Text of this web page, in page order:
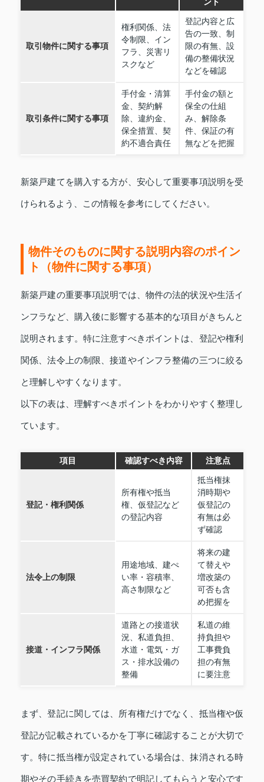
取引物件に関する事項
権利関係、法
令制限、イン
フラ、災害リ
スクなど
登記内容と広
告の一致、制
限の有無、設
備の整備状況
などを確認
取引条件に関する事項
手付金・清算
金、契約解
除、違約金、
保全措置、契
約不適合責任
手付金の額と
保全の仕組
み、解除条
件、保証の有
無などを把握
新築戸建てを購入する方が、安心して重要事項説明を受
けられるよう、この情報を参考にしてください。
物件そのものに関する説明内容のポイン
ト（物件に関する事項）
新築戸建の重要事項説明では、物件の法的状況や生活イ
ンフラなど、購入後に影響する基本的な項目がきちんと
説明されます。特に注意すべきポイントは、登記や権利
関係、法令上の制限、接道やインフラ整備の三つに絞る
と理解しやすくなります。
以下の表は、理解すべきポイントをわかりやすく整理し
ています。
項目 確認すべき内容 注意点
登記・権利関係
所有権や抵当
権、仮登記など
の登記内容
抵当権抹
消時期や
仮登記の
有無は必
ず確認
法令上の制限
用途地域、建ぺ
い率・容積率、
高さ制限など
将来の建
て替えや
増改築の
可否も含
め把握を
接道・インフラ関係
道路との接道状
況、私道負担、
水道・電気・ガ
ス・排水設備の
整備
私道の維
持負担や
工事費負
担の有無
に要注意
まず、登記に関しては、所有権だけでなく、抵当権や仮
登記が記載されているかを丁寧に確認することが大切で
す。特に抵当権が設定されている場合は、抹消される時
期やその手続きを売買契約で明記してもらうと安心です